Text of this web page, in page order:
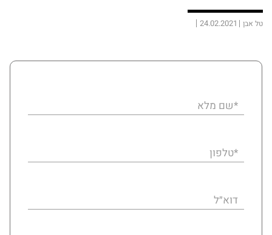
טל אבן 24.02.2021
*שם מלא
*טלפון
דוא״ל